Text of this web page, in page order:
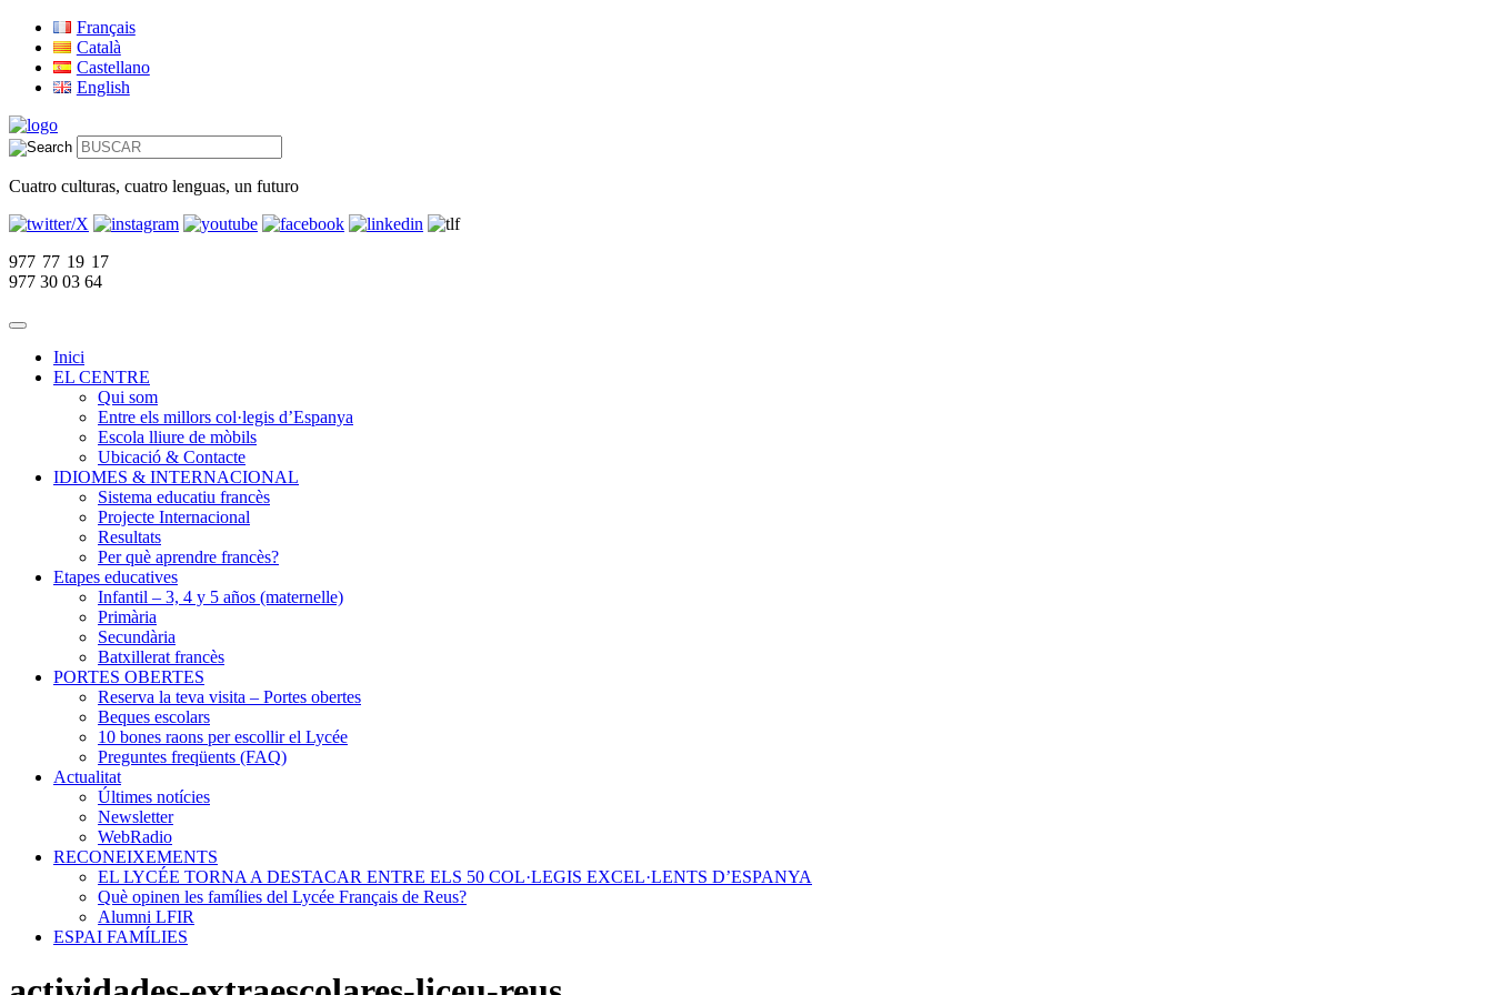
Français
Català
Castellano
English
Cuatro culturas, cuatro lenguas, un futuro
977 77 19 17
977 30 03 64
Inici
EL CENTRE
Qui som
Entre els millors col·legis d’Espanya
Escola lliure de mòbils
Ubicació & Contacte
IDIOMES & INTERNACIONAL
Sistema educatiu francès
Projecte Internacional
Resultats
Per què aprendre francès?
Etapes educatives
Infantil – 3, 4 y 5 años (maternelle)
Primària
Secundària
Batxillerat francès
PORTES OBERTES
Reserva la teva visita – Portes obertes
Beques escolars
10 bones raons per escollir el Lycée
Preguntes freqüents (FAQ)
Actualitat
Últimes notícies
Newsletter
WebRadio
RECONEIXEMENTS
EL LYCÉE TORNA A DESTACAR ENTRE ELS 50 COL·LEGIS EXCEL·LENTS D’ESPANYA
Què opinen les famílies del Lycée Français de Reus?
Alumni LFIR
ESPAI FAMÍLIES